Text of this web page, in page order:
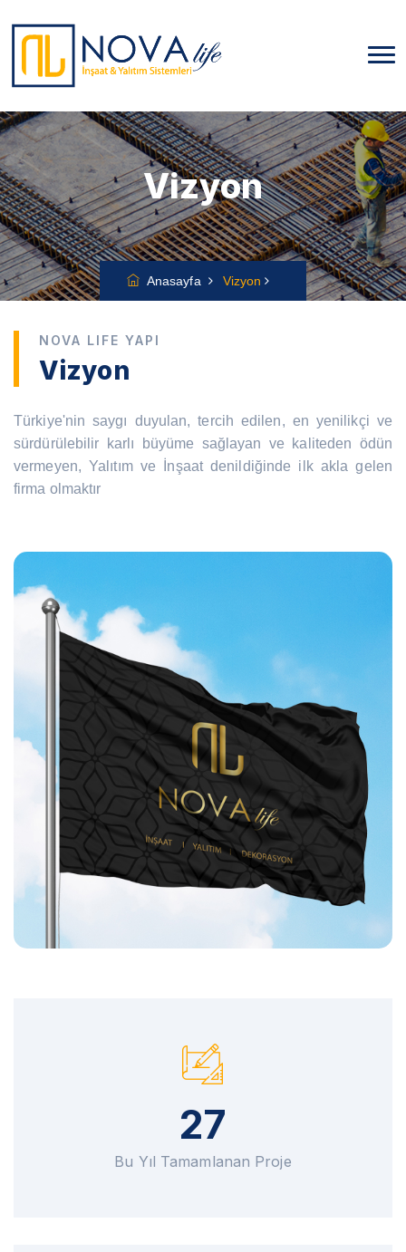
Vizyon
Anasayfa Vizyon
NOVA LIFE YAPI
Vizyon
Türkiye'nin saygı duyulan, tercih edilen, en yenilikçi ve
sürdürülebilir karlı büyüme sağlayan ve kaliteden ödün
vermeyen, Yalıtım ve İnşaat denildiğinde ilk akla gelen
firma olmaktır
27
Bu Yıl Tamamlanan Proje